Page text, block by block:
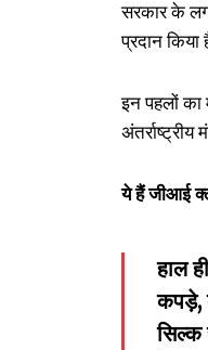
सरकार के
प्रदान किया
इन पहलों का
अंतर्राष्ट्रीय
येहैंजीआई
हाल
कपड़े,
सिल्क